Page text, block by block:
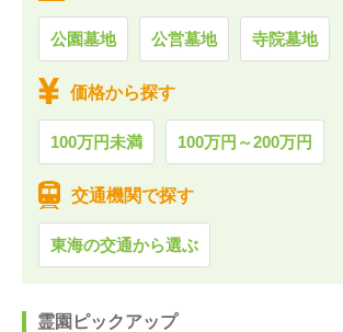
公園墓地 公営墓地 寺院墓地
価格から探す
100万円未満 100万円～200万円
交通機関で探す
東海の交通から選ぶ
霊園ピックアップ